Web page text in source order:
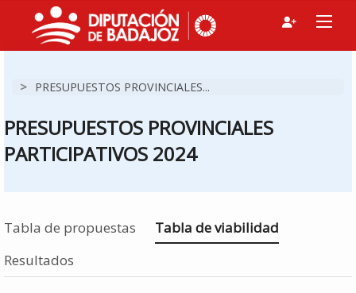
> PRESUPUESTOS PROVINCIALES...
PRESUPUESTOS PROVINCIALES
PARTICIPATIVOS 2024
Tabla de propuestas Estás en
Tabla de viabilidad
Resultados